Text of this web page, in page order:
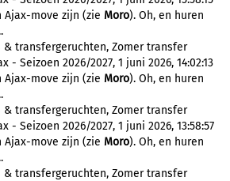
Ajax-move zijn (zie Moro). Oh, en huren
transfergeruchten, Zomer transfer
- Seizoen 2026/2027, 1 juni 2026, 14:02:13
Ajax-move zijn (zie Moro). Oh, en huren
transfergeruchten, Zomer transfer
- Seizoen 2026/2027, 1 juni 2026, 13:58:57
Ajax-move zijn (zie Moro). Oh, en huren
transfergeruchten, Zomer transfer